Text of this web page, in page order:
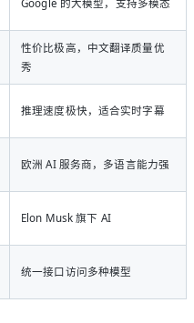
Google 的大模型，支持多模态
性价比极高，中文翻译质量优
秀
推理速度极快，适合实时字幕
欧洲 AI 服务商，多语言能力强
Elon Musk 旗下 AI
统一接口访问多种模型